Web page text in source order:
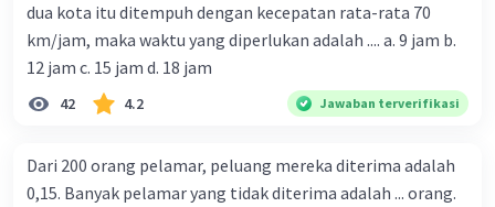
dua kota itu ditempuh dengan kecepatan rata-rata 70
km/jam, maka waktu yang diperlukan adalah .... a. 9 jam b.
12 jam c. 15 jam d. 18 jam
42 4.2 Jawaban terverifikasi
Dari 200 orang pelamar, peluang mereka diterima adalah
0,15. Banyak pelamar yang tidak diterima adalah ... orang.